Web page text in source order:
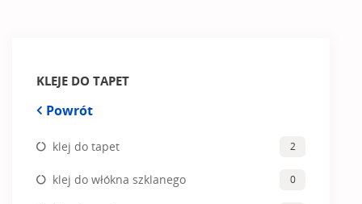
KLEJE DO TAPET
Powrót
klej do tapet 2
klej do włókna szklanego 0